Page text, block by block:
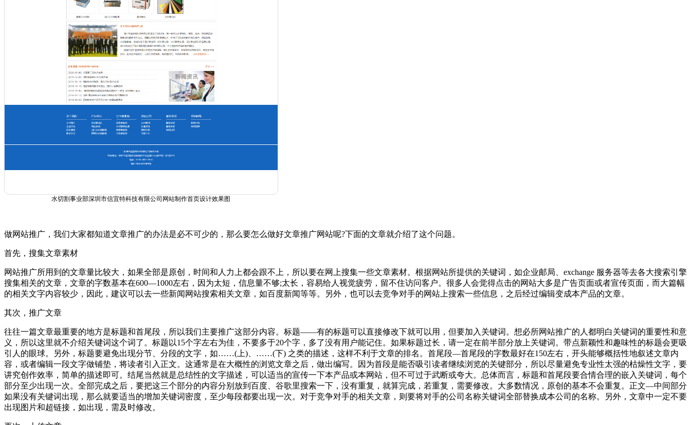
水切割事业部深圳市信宜特科技有限公司网站制作首页设计效果图
做网站推广，我们大家都知道文章推广的办法是必不可少的，那么要怎么做好文章推广网站呢?下面的文章就介绍了这个问题。
首先，搜集文章素材
网站推广所用到的文章量比较大，如果全部是原创，时间和人力上都会跟不上，所以要在网上搜集一些文章素材。根据网站所提供的关键词，如企业邮局、exchange 服务器等去各大搜索引擎
搜集相关的文章，文章的字数基本在600—1000左右，因为太短，信息量不够;太长，容易给人视觉疲劳，留不住访问客户。 很多人会觉得点击的网站大多是广告页面或者宣传页面，而大篇幅
的相关文字内容较少，因此，建议可以去一些新闻网站搜索相关文章，如百度新闻等等。另外，也可以去竞争对手的网站上搜索一些信息，之后经过编辑变成本产品的文章。
其次，推广文章
往往一篇文章最重要的地方是标题和首尾段，所以我们主要推广这部分内容。 标题——有的标题可以直接修改下就可以用，但要加入关键词。想必所网站推广的人都明白关键词的重要性和意
义，所以这里就不介绍关键词这个词了。标题以15个字左右为佳，不要多于20个字，多了没有用户能记住。如果标题过长，请一定在前半部分放上关键词。带点新颖性和趣味性的标题会更吸
引人的眼球。另外，标题要避免出现分节、分段的文字，如……(上)、……(下) 之类的描述，这样不利于文章的排名。 首尾段—首尾段的字数最好在150左右，开头能够概括性地叙述文章内
容，或者编辑一段文字做铺垫，将读者引入正文。这通常是在大概性的浏览文章之后，做出编写。因为首段是能否吸引读者继续浏览的关键部分，所以尽量避免专业性太强的枯燥性文字，要
讲究创作效率，简单的描述即可。结尾当然就是总结性的文字描述，可以适当的宣传一下本产品或本网站，但不可过于武断或夸大。 总体而言，标题和首尾段要合情合理的嵌入关键词，每个
部分至少出现一次。全部完成之后，要把这三个部分的内容分别放到百度、谷歌里搜索一下，没有重复，就算完成，若重复，需要修改。大多数情况，原创的基本不会重复。 正文—中间部分
如果没有关键词出现，那么就要适当的增加关键词密度，至少每段都要出现一次。对于竞争对手的相关文章，则要将对手的公司名称关键词全部替换成本公司的名称。另外，文章中一定不要
出现图片和超链接，如出现，需及时修改。